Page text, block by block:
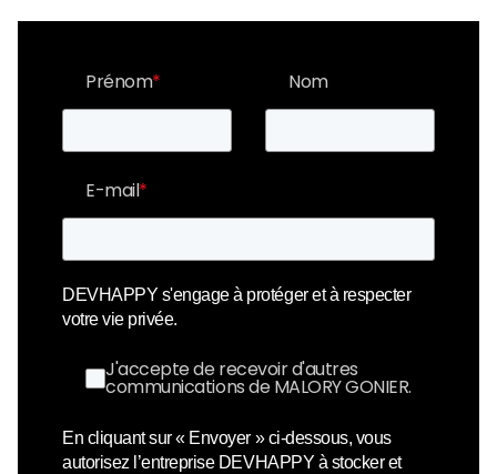
Prénom* Nom
E-mail*
DEVHAPPY s'engage à protéger et à respecter
votre vie privée.
J'accepte de recevoir d'autres
communications de MALORY GONIER.
En cliquant sur « Envoyer » ci-dessous, vous
autorisez l’entreprise DEVHAPPY à stocker et